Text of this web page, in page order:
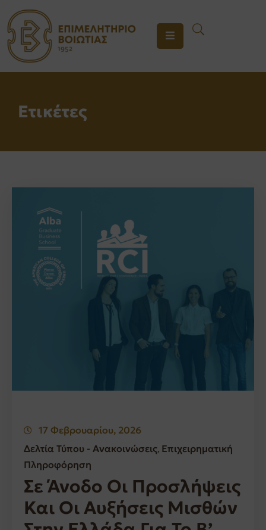
ΤΟ
ΕΠΙΜΕΛΗΤΗΡΙΟ
ΕΝΗΜΕΡΩΣΗ
Ετικέτες
17 Φεβρουαρίου, 2026
Δελτία Τύπου - Ανακοινώσεις‚ Επιχειρηματική
Πληροφόρηση
Σε Άνοδο Οι Προσλήψεις
Και Οι Αυξήσεις Μισθών